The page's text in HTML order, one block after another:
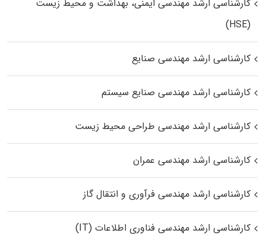
کارشناسی ارشد مهندسی ایمنی، بهداشت و محیط زیست
(HSE)
کارشناسی ارشد مهندسی صنایع
کارشناسی ارشد مهندسی صنایع سیستم
کارشناسی ارشد مهندسی طراحی محیط زیست
کارشناسی ارشد مهندسی عمران
کارشناسی ارشد مهندسی فرآوری و انتقال گاز
کارشناسی ارشد مهندسی فناوری اطلاعات (IT)